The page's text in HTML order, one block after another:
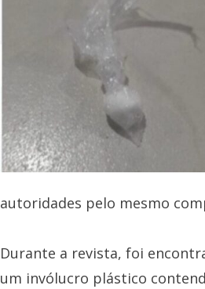
autoridades pelo mesmo
Durante a revista, foi
um invólucro plástico